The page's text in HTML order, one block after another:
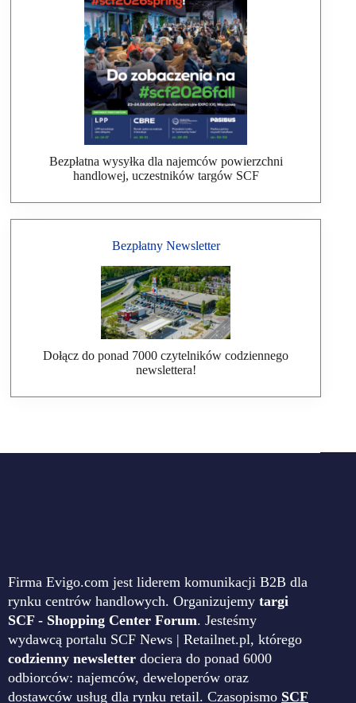
Bezpłatna wysyłka dla najemców powierzchni
handlowej, uczestników targów SCF
Bezpłatny Newsletter
Dołącz do ponad 7000 czytelników codziennego
newslettera!
Firma Evigo.com jest liderem komunikacji B2B dla
rynku centrów handlowych. Organizujemy targi
SCF - Shopping Center Forum. Jesteśmy
wydawcą portalu SCF News | Retailnet.pl, którego
codzienny newsletter dociera do ponad 6000
odbiorców: najemców, deweloperów oraz
dostawców usług dla rynku retail. Czasopismo SCF